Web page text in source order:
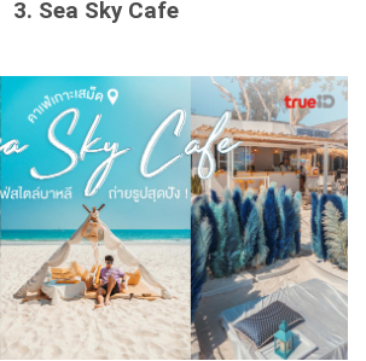
3. Sea Sky Cafe